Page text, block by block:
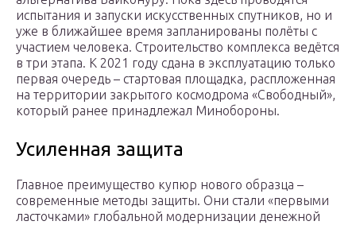
испытания и запуски искусственных спутников, но и
уже в ближайшее время запланированы полёты с
участием человека. Строительство комплекса ведётся
в три этапа. К 2021 году сдана в эксплуатацию только
первая очередь – стартовая площадка, распложенная
на территории закрытого космодрома «Свободный»,
который ранее принадлежал Минобороны.
Усиленная защита
Главное преимущество купюр нового образца –
современные методы защиты. Они стали «первыми
ласточками» глобальной модернизации денежной